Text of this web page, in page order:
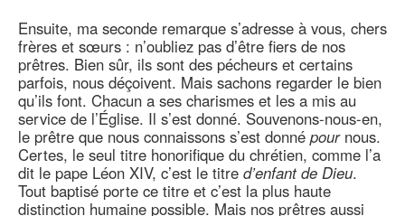
Ensuite, ma seconde remarque s’adresse à vous, chers
frères et sœurs : n’oubliez pas d’être fiers de nos
prêtres. Bien sûr, ils sont des pécheurs et certains
parfois, nous déçoivent. Mais sachons regarder le bien
qu’ils font. Chacun a ses charismes et les a mis au
service de l’Église. Il s’est donné. Souvenons-nous-en,
le prêtre que nous connaissons s’est donné pournous.
Certes, le seul titre honorifique du chrétien, comme l’a
dit le pape Léon XIV, c’est le titre d’enfant de Dieu.
Tout baptisé porte ce titre et c’est la plus haute
distinction humaine possible. Mais nos prêtres aussi